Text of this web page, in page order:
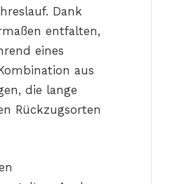
Dank
entfalten,
eines
aus
die lange
Rückzugsorten